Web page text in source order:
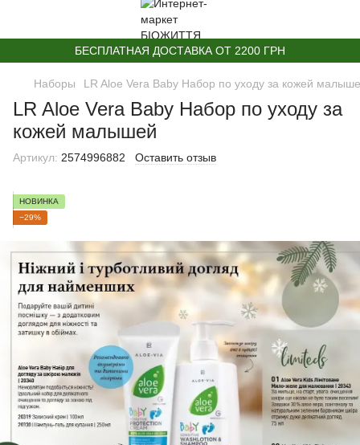
БЕСПЛАТНАЯ ДОСТАВКА ОТ 2200 ГРН
Наборы LR Aloe Vera Baby Набор по уходу за кожей
LR Aloe Vera Baby Набор по уходу за
кожей малышей
Артикул: 2574996882 Оставить отзыв
НОВИНКА
−29%